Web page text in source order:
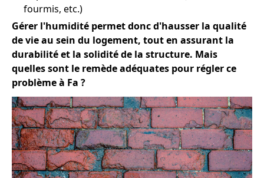
fourmis, etc.)
Gérer l'humidité permet donc d'hausser la qualité
de vie au sein du logement, tout en assurant la
durabilité et la solidité de la structure. Mais
quelles sont le remède adéquates pour régler ce
problème à Fa ?